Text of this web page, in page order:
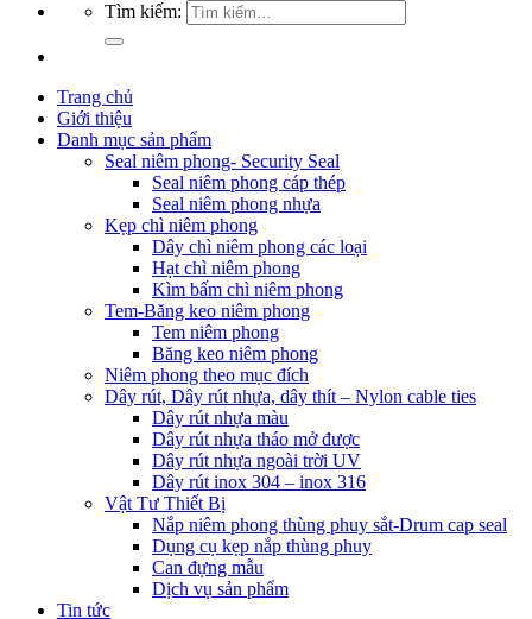
Tìm kiếm:
Trang chủ
Giới thiệu
Danh mục sản phẩm
Seal niêm phong- Security Seal
Seal niêm phong cáp thép
Seal niêm phong nhựa
Kẹp chì niêm phong
Dây chì niêm phong các loại
Hạt chì niêm phong
Kìm bấm chì niêm phong
Tem-Băng keo niêm phong
Tem niêm phong
Băng keo niêm phong
Niêm phong theo mục đích
Dây rút, Dây rút nhựa, dây thít – Nylon cable ties
Dây rút nhựa màu
Dây rút nhựa tháo mở được
Dây rút nhựa ngoài trời UV
Dây rút inox 304 – inox 316
Vật Tư Thiết Bị
Nắp niêm phong thùng phuy sắt-Drum cap seal
Dụng cụ kẹp nắp thùng phuy
Can đựng mẫu
Dịch vụ sản phẩm
Tin tức